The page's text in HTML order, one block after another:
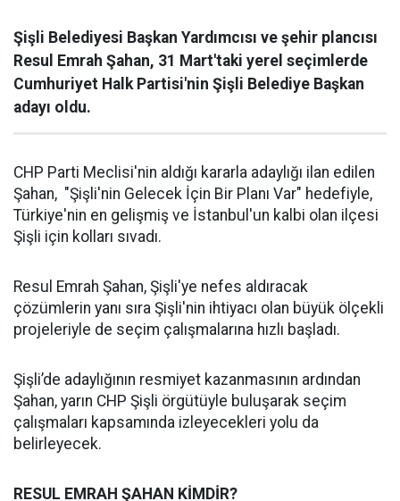
Şişli Belediyesi Başkan Yardımcısı ve şehir plancısı
Resul Emrah Şahan, 31 Mart'taki yerel seçimlerde
Cumhuriyet Halk Partisi'nin Şişli Belediye Başkan
adayı oldu.
CHP Parti Meclisi'nin aldığı kararla adaylığı ilan edilen
Şahan, "Şişli'nin Gelecek İçin Bir Planı Var" hedefiyle,
Türkiye'nin en gelişmiş ve İstanbul'un kalbi olan ilçesi
Şişli için kolları sıvadı.
Resul Emrah Şahan, Şişli'ye nefes aldıracak
çözümlerin yanı sıra Şişli'nin ihtiyacı olan büyük ölçekli
projeleriyle de seçim çalışmalarına hızlı başladı.
Şişli’de adaylığının resmiyet kazanmasının ardından
Şahan, yarın CHP Şişli örgütüyle buluşarak seçim
çalışmaları kapsamında izleyecekleri yolu da
belirleyecek.
RESUL EMRAH ŞAHAN KİMDİR?